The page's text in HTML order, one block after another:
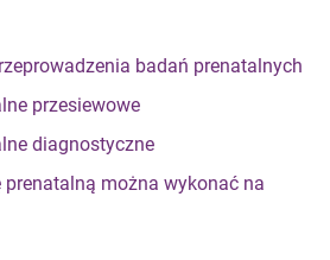
badań prenatalnych
przesiewowe
diagnostyczne
prenatalną można wykonać na